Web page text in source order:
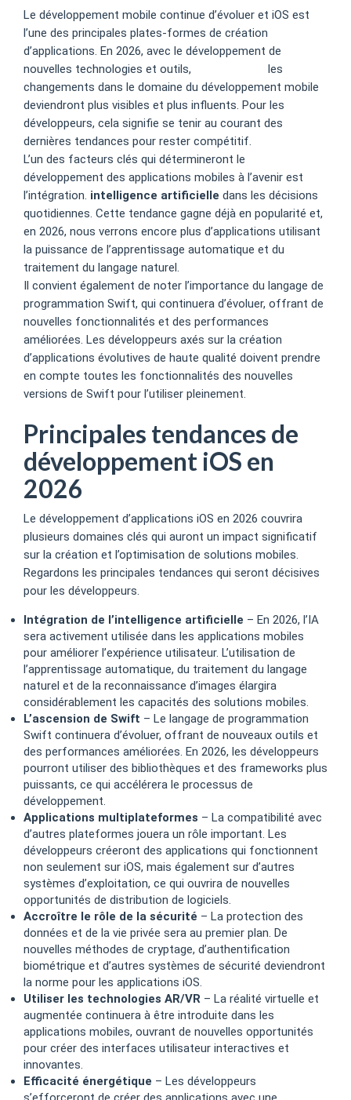
Le développement mobile continue d’évoluer et iOS est
l’une des principales plates-formes de création
d’applications. En 2026, avec le développement de
nouvelles technologies et outils,
les
changements dans le domaine du développement mobile
deviendront plus visibles et plus influents. Pour les
développeurs, cela signifie se tenir au courant des
dernières tendances pour rester compétitif.
L’un des facteurs clés qui détermineront le
développement des applications mobiles à l’avenir est
l’intégration. intelligence artificielle dans les décisions
quotidiennes. Cette tendance gagne déjà en popularité et,
en 2026, nous verrons encore plus d’applications utilisant
la puissance de l’apprentissage automatique et du
traitement du langage naturel.
Il convient également de noter l’importance du langage de
programmation Swift, qui continuera d’évoluer, offrant de
nouvelles fonctionnalités et des performances
améliorées. Les développeurs axés sur la création
d’applications évolutives de haute qualité doivent prendre
en compte toutes les fonctionnalités des nouvelles
versions de Swift pour l’utiliser pleinement.
Principales tendances de
développement iOS en
2026
Le développement d’applications iOS en 2026 couvrira
plusieurs domaines clés qui auront un impact significatif
sur la création et l’optimisation de solutions mobiles.
Regardons les principales tendances qui seront décisives
pour les développeurs.
Intégration de l’intelligence artificielle – En 2026, l’IA
sera activement utilisée dans les applications mobiles
pour améliorer l’expérience utilisateur. L’utilisation de
l’apprentissage automatique, du traitement du langage
naturel et de la reconnaissance d’images élargira
considérablement les capacités des solutions mobiles.
L’ascension de Swift – Le langage de programmation
Swift continuera d’évoluer, offrant de nouveaux outils et
des performances améliorées. En 2026, les développeurs
pourront utiliser des bibliothèques et des frameworks plus
puissants, ce qui accélérera le processus de
développement.
Applications multiplateformes – La compatibilité avec
d’autres plateformes jouera un rôle important. Les
développeurs créeront des applications qui fonctionnent
non seulement sur iOS, mais également sur d’autres
systèmes d’exploitation, ce qui ouvrira de nouvelles
opportunités de distribution de logiciels.
Accroître le rôle de la sécurité – La protection des
données et de la vie privée sera au premier plan. De
nouvelles méthodes de cryptage, d’authentification
biométrique et d’autres systèmes de sécurité deviendront
la norme pour les applications iOS.
Utiliser les technologies AR/VR – La réalité virtuelle et
augmentée continuera à être introduite dans les
applications mobiles, ouvrant de nouvelles opportunités
pour créer des interfaces utilisateur interactives et
innovantes.
Efficacité énergétique – Les développeurs